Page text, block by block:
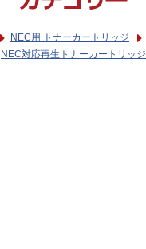
NEC用 トナーカートリッジ
NEC対応再生トナーカートリッジ